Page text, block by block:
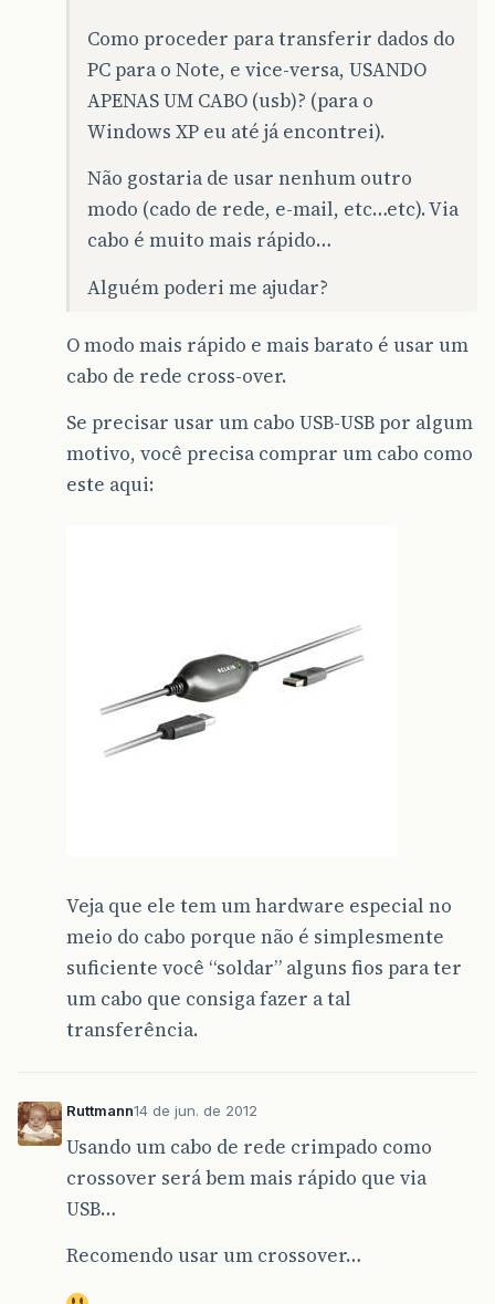
Como proceder para transferir dados do
PC para o Note, e vice-versa, USANDO
APENAS UM CABO (usb)? (para o
Windows XP eu até já encontrei).
Não gostaria de usar nenhum outro
modo (cado de rede, e-mail, etc…etc). Via
cabo é muito mais rápido…
Alguém poderi me ajudar?
O modo mais rápido e mais barato é usar um
cabo de rede cross-over.
Se precisar usar um cabo USB-USB por algum
motivo, você precisa comprar um cabo como
este aqui:
Veja que ele tem um hardware especial no
meio do cabo porque não é simplesmente
suficiente você “soldar” alguns fios para ter
um cabo que consiga fazer a tal
transferência.
Ruttmann14 de jun. de 2012
Usando um cabo de rede crimpado como
crossover será bem mais rápido que via
USB…
Recomendo usar um crossover…